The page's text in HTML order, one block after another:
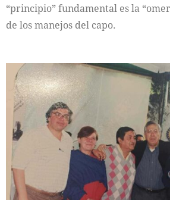
“principio” fundamental es la
de los manejos del capo.